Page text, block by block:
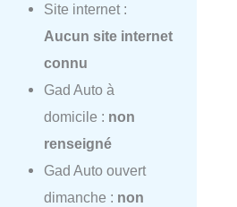
Site internet :
Aucun site internet
connu
Gad Auto à
domicile : non
renseigné
Gad Auto ouvert
dimanche : non